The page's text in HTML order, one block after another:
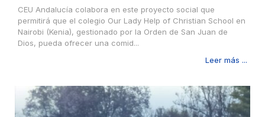
CEU Andalucía colabora en este proyecto social que
permitirá que el colegio Our Lady Help of Christian School en
Nairobi (Kenia), gestionado por la Orden de San Juan de
Dios, pueda ofrecer una comid...
Leer más ...